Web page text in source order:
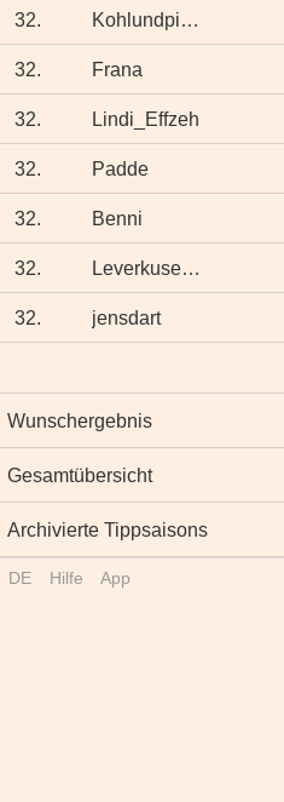
32. Kohlundpinkel
32. Frana
32. Lindi_Effzeh
32. Padde
32. Benni
32. Leverkusenerin
32. jensdart
Wunschergebnis
Gesamtübersicht
Archivierte Tippsaisons
DE Hilfe App